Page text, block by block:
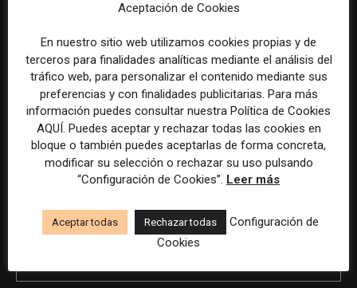
Creador/a de contenido
autónomo en Tres Cantos
(Madrid)
Técnico de Comunicación,
RRPP y Social Media Manager
en Inca (Mallorca)
REDACCIÓN
Aceptación de Cookies
En nuestro sitio web utilizamos cookies propias y de
terceros para finalidades analíticas mediante el análisis del
tráfico web, para personalizar el contenido mediante sus
preferencias y con finalidades publicitarias. Para más
información puedes consultar nuestra Política de Cookies
AQUÍ. Puedes aceptar y rechazar todas las cookies en
bloque o también puedes aceptarlas de forma concreta,
modificar su selección o rechazar su uso pulsando
“Configuración de Cookies”. Leer más
Aceptar todas Rechazar todas
Configuración de
Cookies